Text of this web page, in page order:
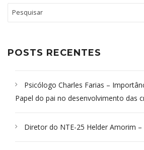
POSTS RECENTES
Psicólogo Charles Farias –
Papel do pai no desenvolvimento das
Diretor do NTE-25 Helder Amorim